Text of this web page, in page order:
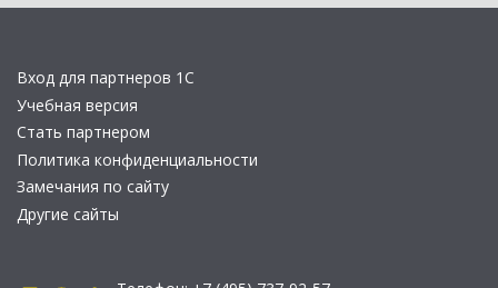
Вход для партнеров 1С
Учебная версия
Стать партнером
Политика конфиденциальности
Замечания по сайту
Другие сайты